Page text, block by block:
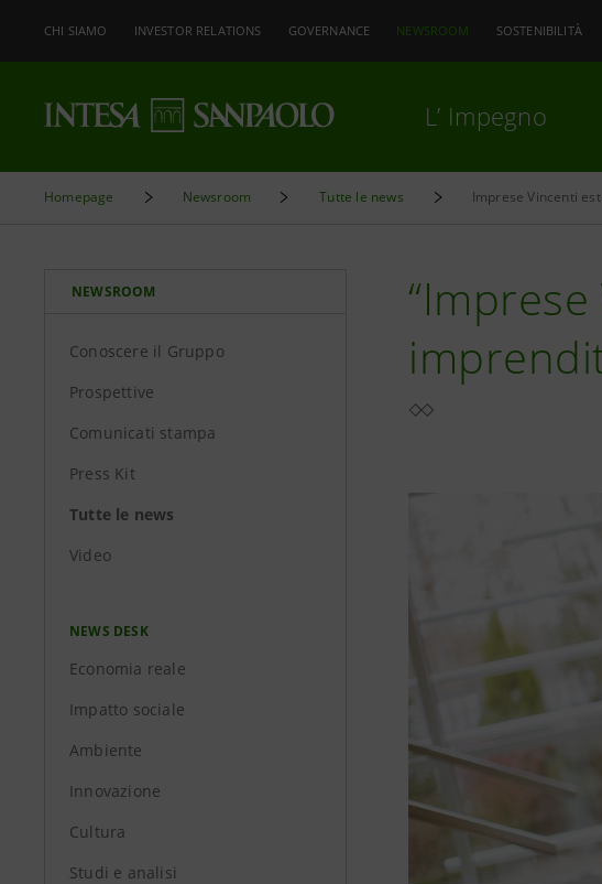
CHI SIAMO INVESTOR RELATIONS GOVERNANCE NEWSROOM SOSTENIBILITÀ
L’ Impegno
Homepage Newsroom Tutte le news Imprese Vincenti
NEWSROOM
Conoscere il Gruppo
Prospettive
Comunicati stampa
Press Kit
Tutte le news
Video
NEWS DESK
Economia reale
Impatto sociale
Ambiente
Innovazione
Cultura
Studi e analisi